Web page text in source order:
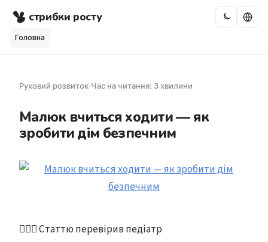
стрибки росту
Головна
Руховий розвиток·Час на читання: 3 хвилини
Малюк вчиться ходити — як
зробити дім безпечним
👩🏻‍⚕️ Статтю перевірив педіатр